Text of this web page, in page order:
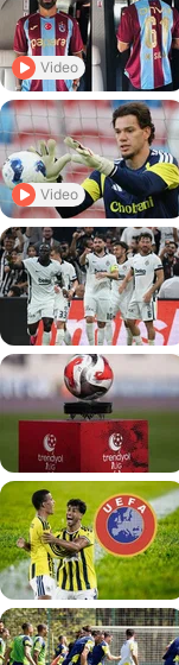
Video
Video